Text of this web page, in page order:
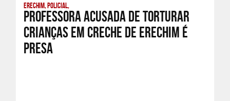
Erechim, Policial,
Professora acusada de torturar
crianças em creche de Erechim é
presa